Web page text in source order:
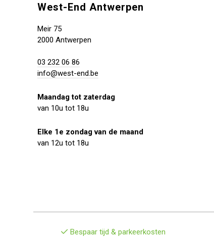
West-End Antwerpen
Meir 75
2000 Antwerpen
03 232 06 86
info@west-end.be
Maandag tot zaterdag
van 10u tot 18u
Elke 1e zondag van de maand
van 12u tot 18u
Bespaar tijd & parkeerkosten